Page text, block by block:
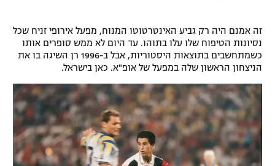
לוח דרושים – ג'ובנט
המגזין
זה אמנם היה רק גביע האינטרטוטו המנוח, מפעל אירופי זניח שכל
נסיונות הטיפוח שלו עלו בתוהו. עד היום לא ממש סופרים אותו
כשמתחשבים בתוצאות היסטוריות, אבל ב-1996 רן השיגה בו את
הניצחון הראשון שלה במפעל של אופ"א. כאן בישראל.